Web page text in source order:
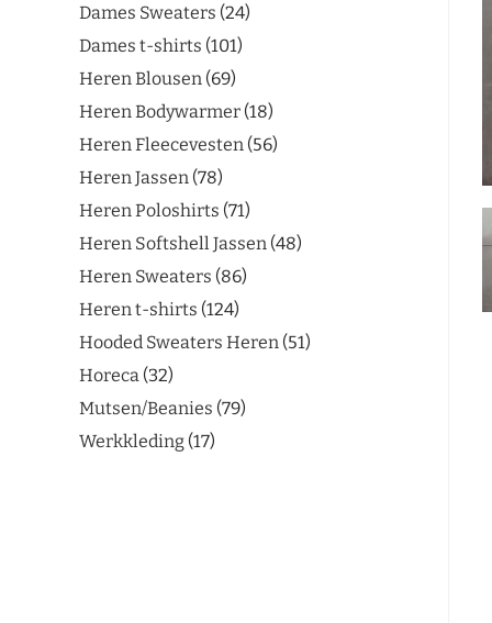
Dames Sweaters 24
Dames t-shirts 101
Heren Blousen 69
Heren Bodywarmer 18
Heren Fleecevesten 56
Heren Jassen 78
Heren Poloshirts 71
Heren Softshell Jassen 48
Heren Sweaters 86
Heren t-shirts 124
Hooded Sweaters Heren 51
Horeca 32
Mutsen/Beanies 79
Werkkleding 17